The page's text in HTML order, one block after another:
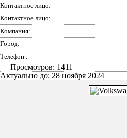
Контактное лицо:
Контактное лицо:
Компания:
Город:
Телефон :
Просмотров: 1411
Актуально до: 28 ноября 2024